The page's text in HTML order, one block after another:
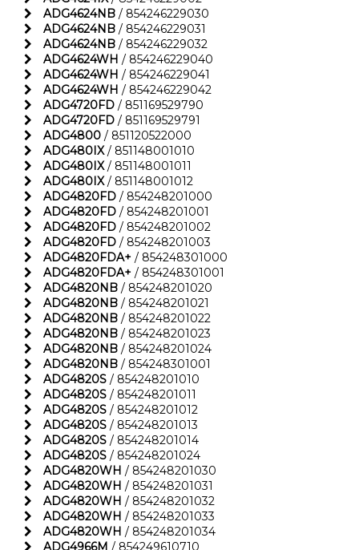
ADG4624NB / 854246229030
ADG4624NB / 854246229031
ADG4624NB / 854246229032
ADG4624WH / 854246229040
ADG4624WH / 854246229041
ADG4624WH / 854246229042
ADG4720FD / 851169529790
ADG4720FD / 851169529791
ADG4800 / 851120522000
ADG480IX/ 851148001010
ADG480IX/ 851148001011
ADG480IX/ 851148001012
ADG4820FD / 854248201000
ADG4820FD / 854248201001
ADG4820FD / 854248201002
ADG4820FD / 854248201003
ADG4820FDA+ / 854248301000
ADG4820FDA+ / 854248301001
ADG4820NB / 854248201020
ADG4820NB / 854248201021
ADG4820NB / 854248201022
ADG4820NB / 854248201023
ADG4820NB / 854248201024
ADG4820NB / 854248301001
ADG4820S / 854248201010
ADG4820S / 854248201011
ADG4820S / 854248201012
ADG4820S / 854248201013
ADG4820S / 854248201014
ADG4820S / 854248201024
ADG4820WH / 854248201030
ADG4820WH / 854248201031
ADG4820WH / 854248201032
ADG4820WH / 854248201033
ADG4820WH / 854248201034
ADG4966M / 854249610710